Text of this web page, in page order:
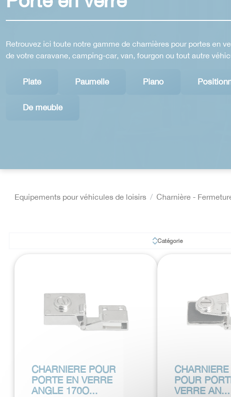
Retrouvez ici toute notre gamme de charnières pour portes en
de votre caravane, camping-car, van, fourgon ou tout autre
Plate Paumelle Piano
De meuble
Equipements pour véhicules de loisirs Charnière -
Catégorie
CHARNIERE POUR
PORTE EN VERRE
ANGLE 170O...
POUR
VERRE AN...